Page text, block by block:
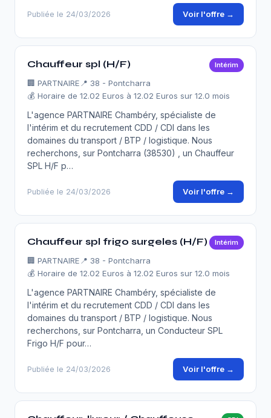
Publiée le 24/03/2026 Voir l'offre →
Chauffeur spl (H/F) Intérim
🏢 PARTNAIRE 📍 38 - Pontcharra
💰 Horaire de 12.02 Euros à 12.02 Euros sur 12.0 mois
L'agence PARTNAIRE Chambéry, spécialiste de
l'intérim et du recrutement CDD / CDI dans les
domaines du transport / BTP / logistique. Nous
recherchons, sur Pontcharra (38530) , un Chauffeur
SPL H/F p…
Publiée le 24/03/2026 Voir l'offre →
Chauffeur spl frigo surgeles (H/F) Intérim
🏢 PARTNAIRE 📍 38 - Pontcharra
💰 Horaire de 12.02 Euros à 12.02 Euros sur 12.0 mois
L'agence PARTNAIRE Chambéry, spécialiste de
l'intérim et du recrutement CDD / CDI dans les
domaines du transport / BTP / logistique. Nous
recherchons, sur Pontcharra, un Conducteur SPL
Frigo H/F pour…
Publiée le 24/03/2026 Voir l'offre →